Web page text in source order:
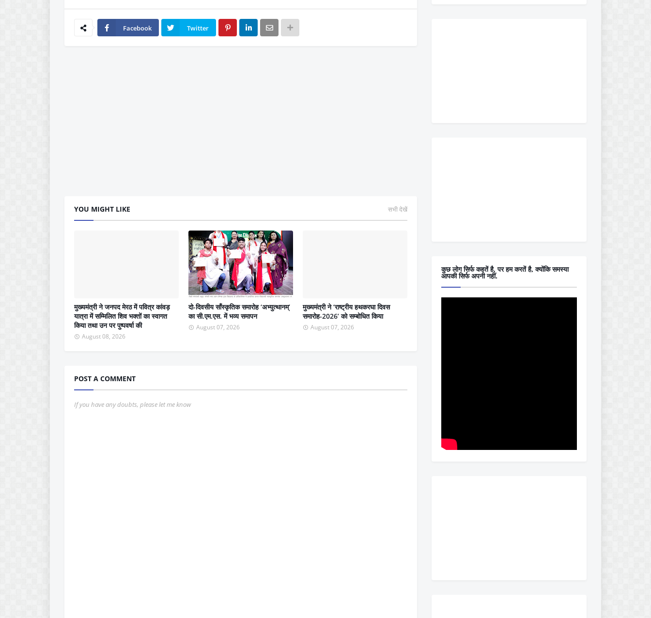
Facebook Twitter
YOU MIGHT LIKE सभी देखें
मुख्यमंत्री ने जनपद मेरठ में पवित्र कांवड़
यात्रा में सम्मिलित शिव भक्तों का स्वागत
किया तथा उन पर पुष्पवर्षा की
August 08, 2026
दो-दिवसीय साँस्कृतिक समारोह ‘अभ्युत्थानम्’
का सी.एम.एस. में भव्य समापन
August 07, 2026
मुख्यमंत्री ने ‘राष्ट्रीय हथकरघा दिवस
समारोह-2026’ को सम्बोधित किया
August 07, 2026
POST A COMMENT
If you have any doubts, please let me know
कुछ लोग सिर्फ कहतें है, पर हम करतें है, क्योंकि समस्या
आपकी सिर्फ अपनी नहीं.